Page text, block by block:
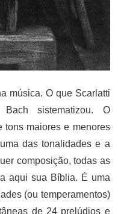
música. O que Scarlatti
Bach sistematizou. O
tons maiores e menores
das tonalidades e a
composição, todas as
aqui sua Bíblia. É uma
(ou temperamentos)
de 24 prelúdios e